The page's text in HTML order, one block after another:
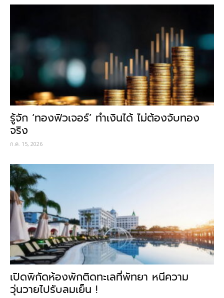
รู้จัก ‘ทองฟิวเจอร์’ ทำเงินได้ ไม่ต้องจับทอง
จริง
ก.ค. 15, 2026
เปิดพิกัดห้องพักติดทะเลที่พัทยา หนีความ
วุ่นวายไปรับลมเย็น !